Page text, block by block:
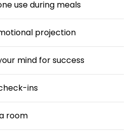
use during meals
projection
mind for success
ins
room